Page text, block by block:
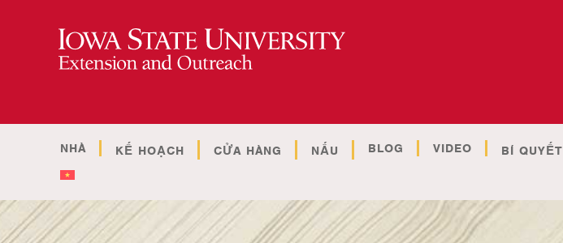
NHÀ KẾ HOẠCH CỬA HÀNG NẤU BLOG VIDEO BÍ QUYẾT